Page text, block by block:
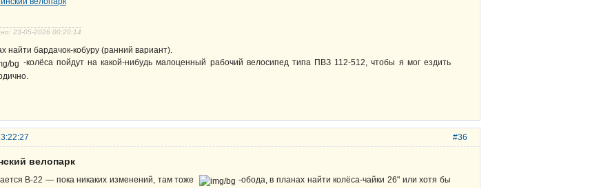
23-05-2026 00:20:14
найти бардачок-кобуру (ранний вариант).
-колёса пойдут на какой-нибудь малоценный рабочий велосипед типа ПВЗ 112-512, чтобы я мог ездить
#36
велопарк
В-22 — пока никаких изменений, там тоже
-обода, в планах найти колёса-чайки 26" или хотя бы